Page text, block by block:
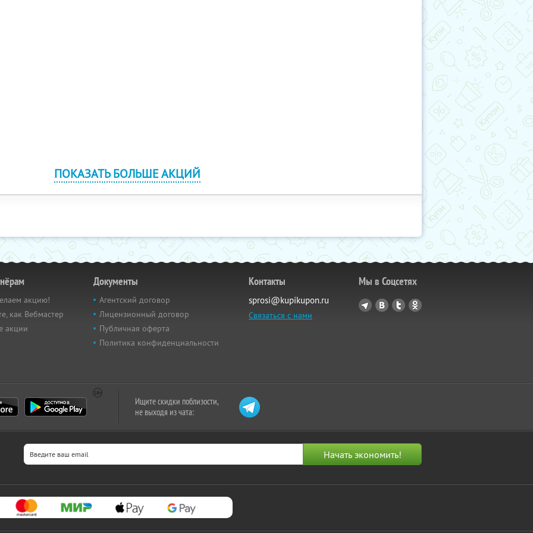
ПОКАЗАТЬ БОЛЬШЕ АКЦИЙ
акцию!
как Вебмастер
акции
Документы
Агентский договор
Лицензионный договор
Публичная оферта
Политика конфиденциальности
Контакты
sprosi@kupikupon.ru
Связаться с нами
Мы в Соцсетях
Ищите скидки поблизости,
не выходя из чата: